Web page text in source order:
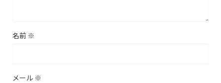
名前 ※
メール ※